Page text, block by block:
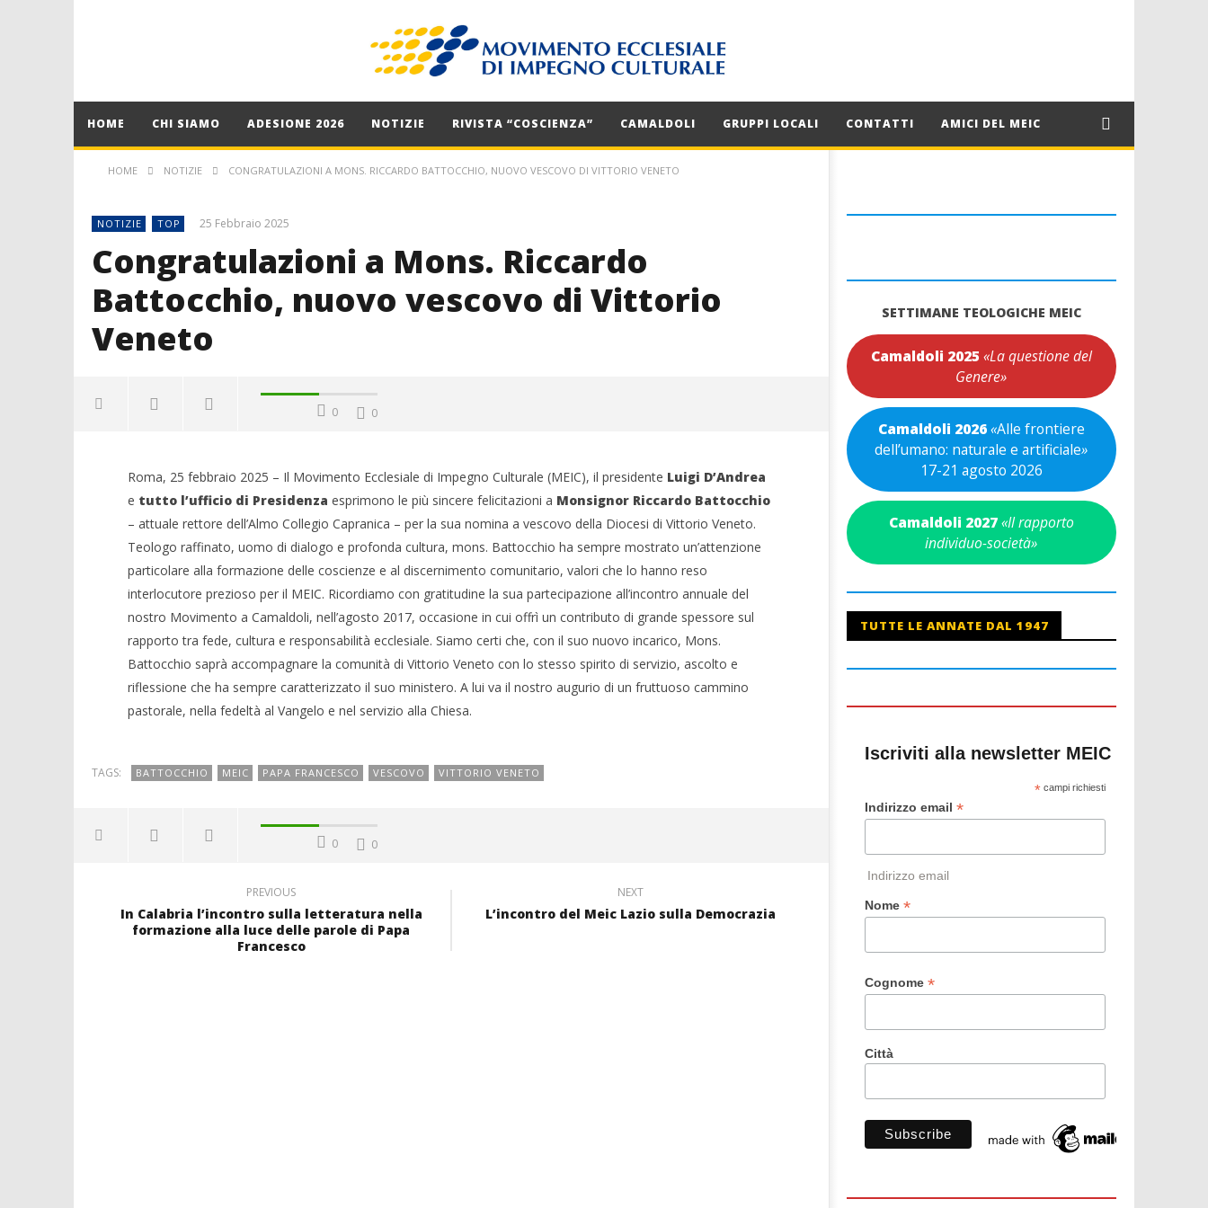
HOME CHI SIAMO ADESIONE 2026 NOTIZIE RIVISTA “COSCIENZA” CAMALDOLI GRUPPI LOCALI CONTATTI AMICI DEL MEIC
HOME NOTIZIE CONGRATULAZIONI A MONS. RICCARDO BATTOCCHIO, NUOVO VESCOVO DI VITTORIO VENETO
NOTIZIE TOP 25 Febbraio 2025
Congratulazioni a Mons. Riccardo
Battocchio, nuovo vescovo di Vittorio
Veneto
0 0
Roma, 25 febbraio 2025 – Il Movimento Ecclesiale di Impegno Culturale (MEIC), il presidente Luigi D’Andrea
e tutto l’ufficio di Presidenza esprimono le più sincere felicitazioni a Monsignor Riccardo Battocchio
– attuale rettore dell’Almo Collegio Capranica – per la sua nomina a vescovo della Diocesi di Vittorio Veneto.
Teologo raffinato, uomo di dialogo e profonda cultura, mons. Battocchio ha sempre mostrato un’attenzione
particolare alla formazione delle coscienze e al discernimento comunitario, valori che lo hanno reso
interlocutore prezioso per il MEIC. Ricordiamo con gratitudine la sua partecipazione all’incontro annuale del
nostro Movimento a Camaldoli, nell’agosto 2017, occasione in cui offrì un contributo di grande spessore sul
rapporto tra fede, cultura e responsabilità ecclesiale. Siamo certi che, con il suo nuovo incarico, Mons.
Battocchio saprà accompagnare la comunità di Vittorio Veneto con lo stesso spirito di servizio, ascolto e
riflessione che ha sempre caratterizzato il suo ministero. A lui va il nostro augurio di un fruttuoso cammino
pastorale, nella fedeltà al Vangelo e nel servizio alla Chiesa.
TAGS: BATTOCCHIO MEIC PAPA FRANCESCO VESCOVO VITTORIO VENETO
0 0
PREVIOUS
In Calabria l’incontro sulla letteratura nella
formazione alla luce delle parole di Papa
Francesco
NEXT
L’incontro del Meic Lazio sulla Democrazia
SETTIMANE TEOLOGICHE MEIC
Camaldoli 2025 «La questione del
Genere»
Camaldoli 2026«Alle frontiere
dell’umano: naturale e artificiale»
17-21 agosto 2026
Camaldoli 2027 «Il rapporto
individuo-società»
TUTTE LE ANNATE DAL 1947
Iscriviti alla newsletter MEIC
* campi richiesti
Indirizzo email *
Indirizzo email
Nome *
Cognome *
Città